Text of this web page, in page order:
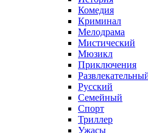
Комедия
Криминал
Мелодрама
Мистический
Мюзикл
Приключения
Русский
Семейный
Спорт
Триллер
Ужасы